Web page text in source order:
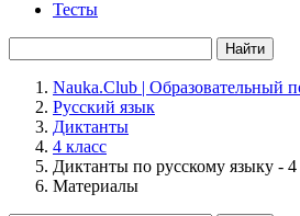
Тесты
Найти
Nauka.Club | Образовательный
Русский язык
Диктанты
4 класс
Диктанты по русскому языку - 4
Материалы